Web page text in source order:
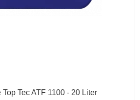
Tec ATF 1100 - 20 Liter